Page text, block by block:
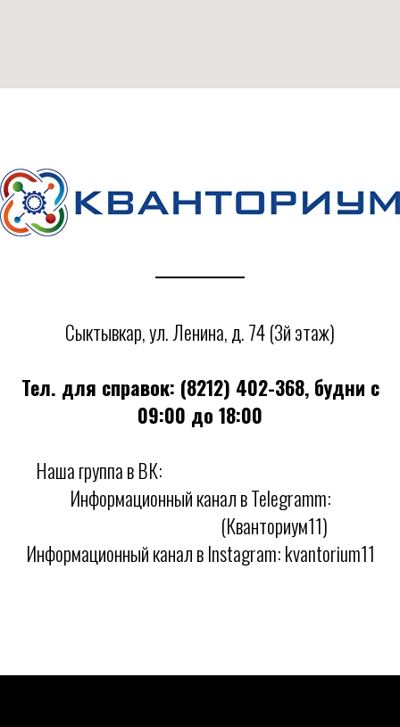
Сыктывкар, ул. Ленина, д. 74 (3й этаж)
Тел. для справок: (8212) 402-368, будни c
09:00 до 18:00
Наша группа в ВК:
Информационный канал в Telegramm:
(Кванториум11)
Информационный канал в Instagram: kvantorium11